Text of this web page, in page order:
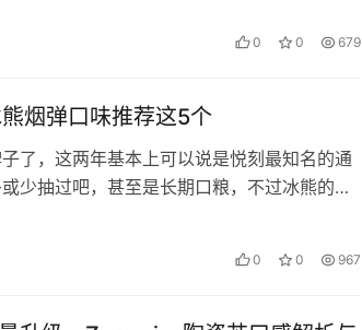
0 0 679
烟弹口味推荐这5个
了，这两年基本上可以说是悦刻最知名的通
少抽过吧，甚至是长期口粮，不过冰熊的口
0 0 967